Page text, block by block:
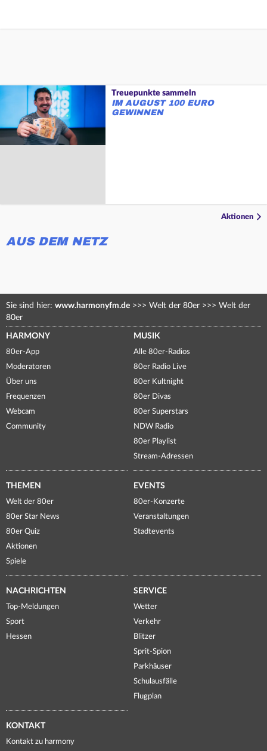
Treuepunkte sammeln
IM AUGUST 100 EURO
GEWINNEN
Aktionen
AUS DEM NETZ
Sie sind hier: www.harmonyfm.de >>> Welt der 80er >>> Welt der
80er
HARMONY
80er-App
Moderatoren
Über uns
Frequenzen
Webcam
Community
MUSIK
Alle 80er-Radios
80er Radio Live
80er Kultnight
80er Divas
80er Superstars
NDW Radio
80er Playlist
Stream-Adressen
THEMEN
Welt der 80er
80er Star News
80er Quiz
Aktionen
Spiele
EVENTS
80er-Konzerte
Veranstaltungen
Stadtevents
NACHRICHTEN
Top-Meldungen
Sport
Hessen
SERVICE
Wetter
Verkehr
Blitzer
Sprit-Spion
Parkhäuser
Schulausfälle
Flugplan
KONTAKT
Kontakt zu harmony